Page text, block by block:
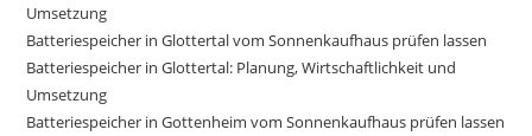
Umsetzung
Batteriespeicher in Glottertal vom Sonnenkaufhaus prüfen lassen
Batteriespeicher in Glottertal: Planung, Wirtschaftlichkeit und
Umsetzung
Batteriespeicher in Gottenheim vom Sonnenkaufhaus prüfen lassen